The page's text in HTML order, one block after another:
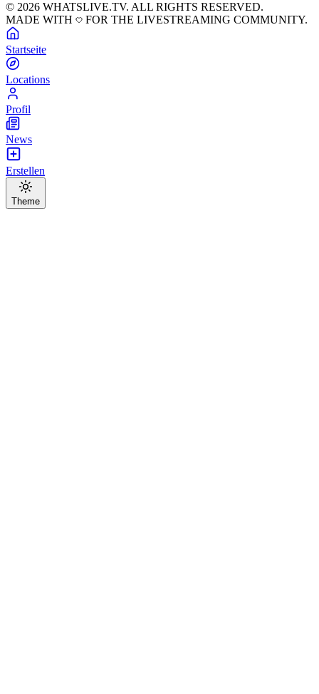
© 2026 WHATSLIVE.TV. ALL RIGHTS RESERVED.
MADE WITH
FOR THE LIVESTREAMING COMMUNITY.
Startseite
Locations
Profil
News
Erstellen
Theme